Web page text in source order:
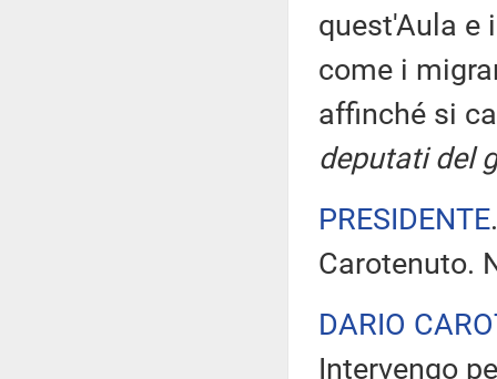
quest'Aula e
come i
affinché si
deputati del
PRESIDENTE
Carotenuto.
DARIO
Intervengo